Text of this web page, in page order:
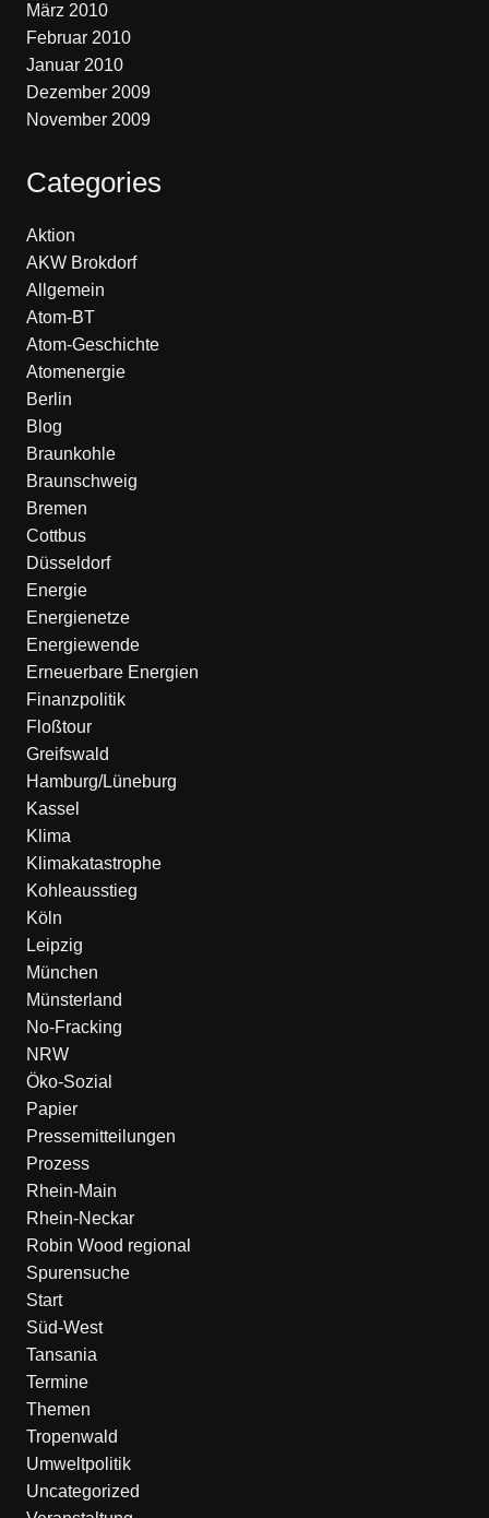
März 2010
Februar 2010
Januar 2010
Dezember 2009
November 2009
Categories
Aktion
AKW Brokdorf
Allgemein
Atom-BT
Atom-Geschichte
Atomenergie
Berlin
Blog
Braunkohle
Braunschweig
Bremen
Cottbus
Düsseldorf
Energie
Energienetze
Energiewende
Erneuerbare Energien
Finanzpolitik
Floßtour
Greifswald
Hamburg/Lüneburg
Kassel
Klima
Klimakatastrophe
Kohleausstieg
Köln
Leipzig
München
Münsterland
No-Fracking
NRW
Öko-Sozial
Papier
Pressemitteilungen
Prozess
Rhein-Main
Rhein-Neckar
Robin Wood regional
Spurensuche
Start
Süd-West
Tansania
Termine
Themen
Tropenwald
Umweltpolitik
Uncategorized